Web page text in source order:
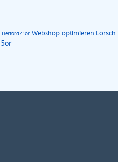
Herford25or Webshop optimieren Lorsch